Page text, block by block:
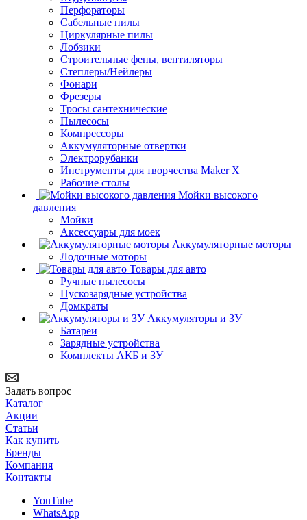
Перфораторы
Сабельные пилы
Циркулярные пилы
Лобзики
Строительные фены, вентиляторы
Степлеры/Нейлеры
Фонари
Фрезеры
Тросы сантехнические
Пылесосы
Компрессоры
Аккумуляторные отвертки
Электрорубанки
Инструменты для творчества Maker X
Рабочие столы
Мойки высокого
давления
Мойки
Аксессуары для моек
Аккумуляторные моторы
Лодочные моторы
Товары для авто
Ручные пылесосы
Пускозарядные устройства
Домкраты
Аккумуляторы и ЗУ
Батареи
Зарядные устройства
Комплекты АКБ и ЗУ
Задать вопрос
Каталог
Акции
Статьи
Как купить
Бренды
Компания
Контакты
YouTube
WhatsApp